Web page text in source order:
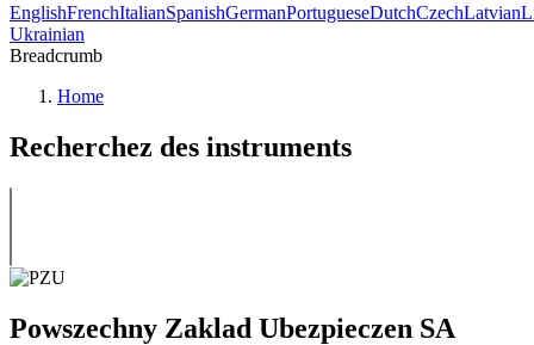
EnglishFrenchItalianSpanishGermanPortugueseDutchCzechLatvian
Ukrainian
Breadcrumb
Home
Recherchez des instruments
Powszechny Zaklad Ubezpieczen SA